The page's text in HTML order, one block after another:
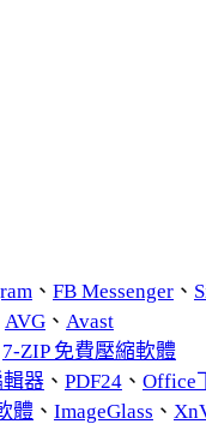
、 FB Messenger、
AVG、 Avast
7-ZIP 免費壓縮軟體
輯器、 PDF24、 Office
體、 ImageGlass 、